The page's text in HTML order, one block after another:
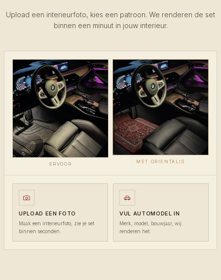
Upload een interieurfoto, kies een patroon. We renderen de set
binnen een minuut in jouw interieur.
ERVOOR
MET ORIENTALIS
UPLOAD EEN FOTO
Maak een interieurfoto, zie je set
binnen seconden.
VUL AUTOMODEL IN
Merk, model, bouwjaar, wij
renderen het.